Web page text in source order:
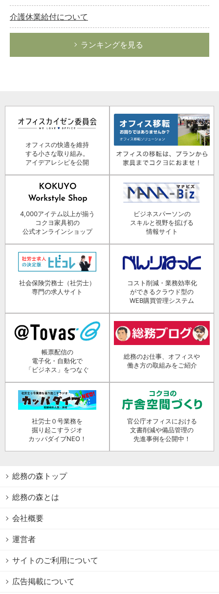
介護休業給付について
ランキングを見る
オフィスの快適を維持
する小さな取り組み。
アイデアレシピを公開
4,000アイテム以上が揃う
コクヨ家具初の
公式オンラインショップ
ビジネスパーソンの
スキルと視野を拡げる
情報サイト
社会保険労務士（社労士）
専門の求人サイト
コスト削減・業務効率化
ができるクラウド型の
WEB購買管理システム
帳票配信の
電子化・自動化で
「ビジネス」をつなぐ
総務のお仕事、オフィスや
働き方の取組みをご紹介
社労士０号業務を
掘り起こすラジオ
カッパダイブNEO！
官公庁オフィスにおける
文書削減や備品管理の
先進事例を公開中！
総務の森トップ
総務の森とは
会社概要
運営者
サイトのご利用について
広告掲載について